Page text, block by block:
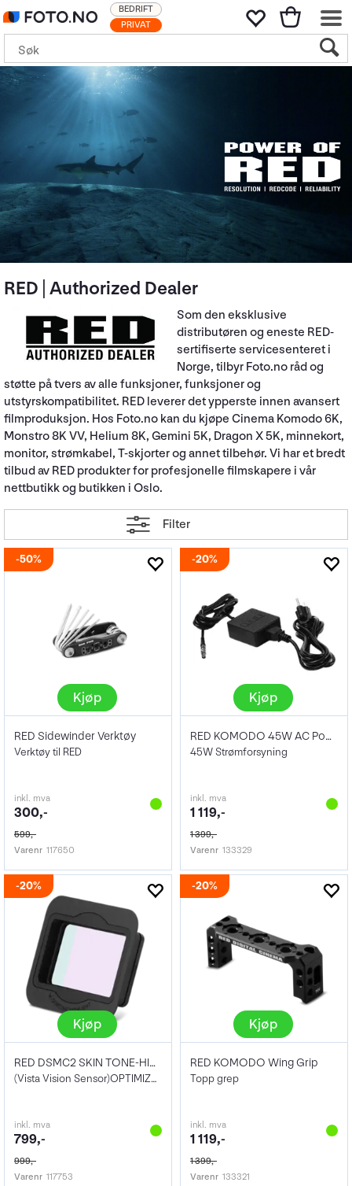
PRIVAT
BEDRIFT
RED | Authorized Dealer
Som den eksklusive
distributøren og eneste RED-
sertifiserte servicesenteret i
Norge, tilbyr Foto.no råd og
støtte på tvers av alle funksjoner, funksjoner og
utstyrskompatibilitet. RED leverer det ypperste innen avansert
filmproduksjon. Hos Foto.no kan du kjøpe Cinema Komodo 6K,
Monstro 8K VV, Helium 8K, Gemini 5K, Dragon X 5K, minnekort,
monitor, strømkabel, T-skjorter og annet tilbehør. Vi har et bredt
tilbud av RED produkter for profesjonelle filmskapere i vår
nettbutikk og butikken i Oslo.
Filter
50%
Kjøp
RED Sidewinder Verktøy
Verktøy til RED
inkl. mva
300,-
599,-
Varenr 117650
20%
Kjøp
RED KOMODO 45W AC Power Adaptor
45W Strømforsyning
inkl. mva
1 119,-
1 399,-
Varenr 133329
20%
Kjøp
RED DSMC2 SKIN TONE-HIGHLIGHT/LOW LIGHT
(Vista Vision Sensor)OPTIMIZED OLPF PACK
inkl. mva
799,-
999,-
Varenr 117753
20%
Kjøp
RED KOMODO Wing Grip
Topp grep
inkl. mva
1 119,-
1 399,-
Varenr 133321